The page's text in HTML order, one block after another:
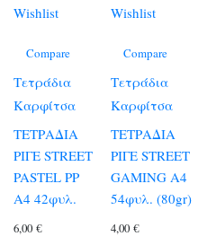
Wishlist
Compare
Τετράδια
Καρφίτσα
ΤΕΤΡΑΔΙΑ
ΡΙΓΕ STREET
PASTEL PP
A4 42φυλ.
6,00 €
Wishlist
Compare
Τετράδια
Καρφίτσα
ΤΕΤΡΑΔΙΑ
ΡΙΓΕ STREET
GAMING A4
54φυλ. (80gr)
4,00€